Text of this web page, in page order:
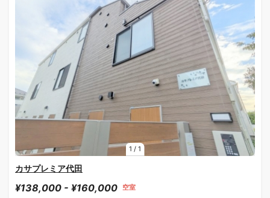
1 / 1
カサプレミア代田
¥138,000 - ¥160,000 空室